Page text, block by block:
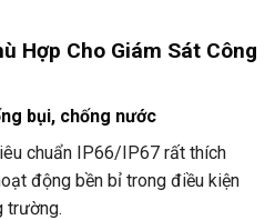
Hợp Cho Giám Sát Công
bụi, chống nước
chuẩn IP66/IP67 rất thích
động bền bỉ trong điều kiện
trường.